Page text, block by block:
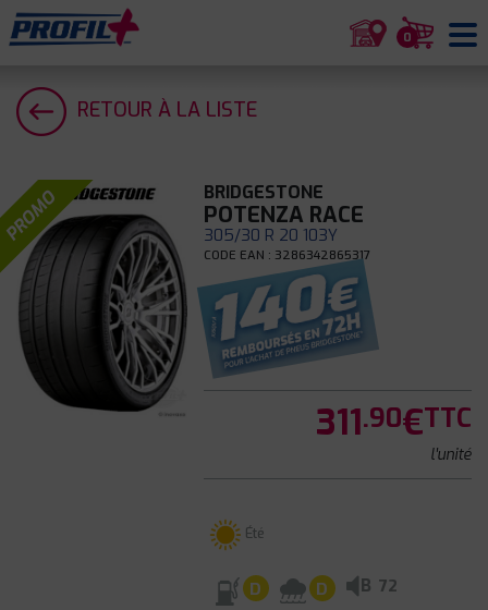
0
RETOUR À LA LISTE
PROMO BRIDGESTONE
POTENZA RACE
305/30 R 20 103Y
CODE EAN : 3286342865317
311.90€TTC
l'unité
Été
D D B 72